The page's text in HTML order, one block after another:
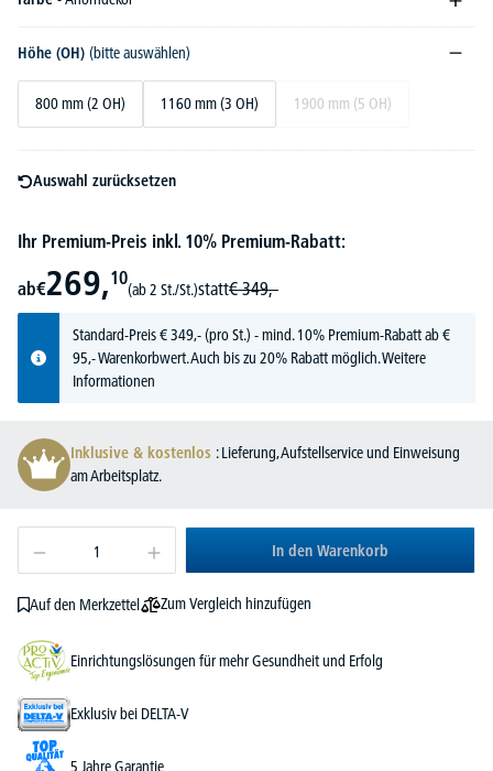
Höhe (OH) (bitte auswählen)
800 mm (2 OH) 1160 mm (3 OH) 1900 mm (5 OH)
Auswahl zurücksetzen
Ihr Premium-Preis inkl. 10% Premium-Rabatt:
ab€269,10
(ab 2 St./St.)statt€ 349,-
Standard-Preis€349,-(pro St.) - mind. 10% Premium-Rabatt ab €
95,- Warenkorbwert. Auch bis zu 20% Rabatt möglich.Weitere
Informationen
Inklusive & kostenlos : Lieferung, Aufstellservice und Einweisung
am Arbeitsplatz.
In den Warenkorb
Auf den Merkzettel Zum Vergleich hinzufügen
Einrichtungslösungen für mehr Gesundheit und Erfolg
Exklusiv bei DELTA-V
5 Jahre Garantie